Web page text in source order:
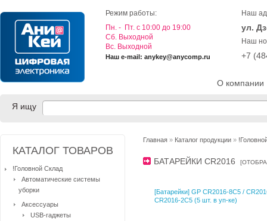
О компании
Режим работы:
Пн. - Пт. с 10:00 до 19:00
Cб. Выходной
Вс. Выходной
Наш e-mail: anykey@anycomp.ru
Наш
ул.
Наш
+7
Я ищу
Главная » Каталог продукции »
БАТАРЕЙКИ CR2016 [
[Батарейки] GP CR2016-8C5 /
CR2016-2C5 (5 шт. в уп-ке)
КАТАЛОГ ТОВАРОВ
!Головной Склад
Автоматические системы
уборки
Аксессуары
USB-гаджеты